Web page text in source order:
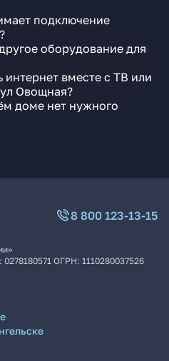
подключение
оборудование для
вместе с ТВ или
Овощная?
доме нет нужного
8 800 123-13-15
0278180571 ОГРН: 1110280037526